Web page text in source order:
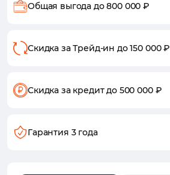
Общая выгода до 800 000 ₽
Скидка за Трейд-ин до 150 000 ₽
Скидка за кредитдо 500 000 ₽
Гарантия 3 года